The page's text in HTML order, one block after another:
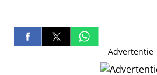
Advertentie